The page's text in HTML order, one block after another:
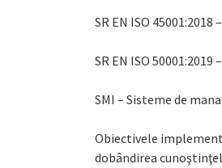
SR EN ISO
SR EN ISO
SMI – Sisteme de
Obiectivele
dobândirea